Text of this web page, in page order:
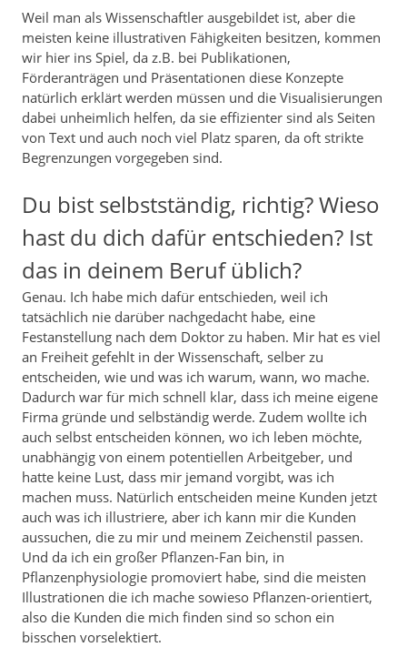
Weil man als Wissenschaftler ausgebildet ist, aber die
meisten keine illustrativen Fähigkeiten besitzen, kommen
wir hier ins Spiel, da z.B. bei Publikationen,
Förderanträgen und Präsentationen diese Konzepte
natürlich erklärt werden müssen und die Visualisierungen
dabei unheimlich helfen, da sie effizienter sind als Seiten
von Text und auch noch viel Platz sparen, da oft strikte
Begrenzungen vorgegeben sind.
Du bist selbstständig, richtig? Wieso
hast du dich dafür entschieden? Ist
das in deinem Beruf üblich?
Genau. Ich habe mich dafür entschieden, weil ich
tatsächlich nie darüber nachgedacht habe, eine
Festanstellung nach dem Doktor zu haben. Mir hat es viel
an Freiheit gefehlt in der Wissenschaft, selber zu
entscheiden, wie und was ich warum, wann, wo mache.
Dadurch war für mich schnell klar, dass ich meine eigene
Firma gründe und selbständig werde. Zudem wollte ich
auch selbst entscheiden können, wo ich leben möchte,
unabhängig von einem potentiellen Arbeitgeber, und
hatte keine Lust, dass mir jemand vorgibt, was ich
machen muss. Natürlich entscheiden meine Kunden jetzt
auch was ich illustriere, aber ich kann mir die Kunden
aussuchen, die zu mir und meinem Zeichenstil passen.
Und da ich ein großer Pflanzen-Fan bin, in
Pflanzenphysiologie promoviert habe, sind die meisten
Illustrationen die ich mache sowieso Pflanzen-orientiert,
also die Kunden die mich finden sind so schon ein
bisschen vorselektiert.